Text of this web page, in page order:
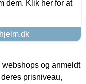
dem. Klik her for at
og anmeldt
prisniveau,